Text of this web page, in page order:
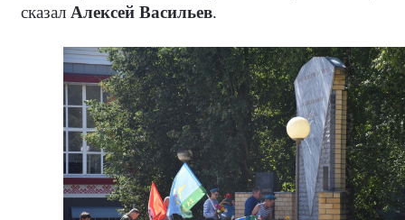
сказал Алексей Васильев.